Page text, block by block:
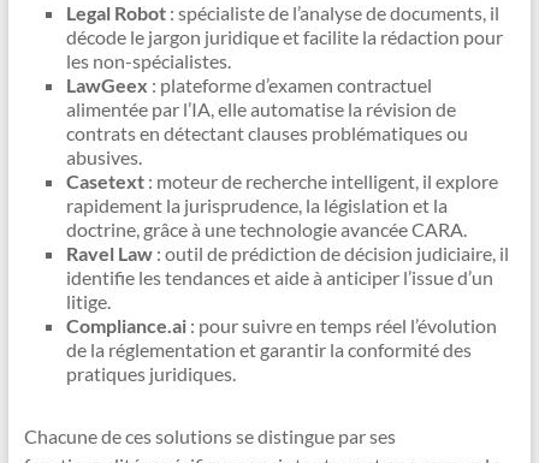
Legal Robot: spécialiste de l’analyse de documents, il
décode le jargon juridique et facilite la rédaction pour
les non-spécialistes.
LawGeex : plateforme d’examen contractuel
alimentée par l’IA, elle automatise la révision de
contrats en détectant clauses problématiques ou
abusives.
Casetext: moteur de recherche intelligent, il explore
rapidement la jurisprudence, la législation et la
doctrine, grâce à une technologie avancée CARA.
Ravel Law: outil de prédiction de décision judiciaire, il
identifie les tendances et aide à anticiper l’issue d’un
litige.
Compliance.ai: pour suivre en temps réel l’évolution
de la réglementation et garantir la conformité des
pratiques juridiques.
Chacune de ces solutions se distingue par ses